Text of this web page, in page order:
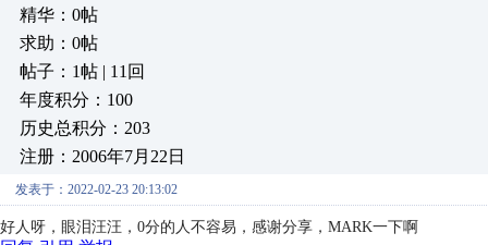
精华：0帖
求助：0帖
帖子：1帖 | 11回
年度积分：100
历史总积分：203
注册：2006年7月22日
发表于：2022-02-23 20:13:02
好人呀，眼泪汪汪，0分的人不容易，感谢分享，MARK一下啊